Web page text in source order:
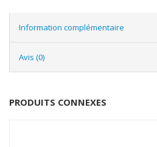
Information complémentaire
Avis (0)
PRODUITS CONNEXES